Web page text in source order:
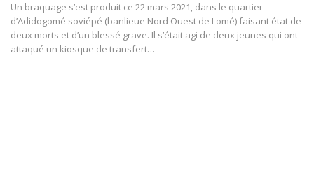
Un braquage s’est produit ce 22 mars 2021, dans le quartier
d’Adidogomé soviépé (banlieue Nord Ouest de Lomé) faisant état de
deux morts et d’un blessé grave. Il s’était agi de deux jeunes qui ont
attaqué un kiosque de transfert…